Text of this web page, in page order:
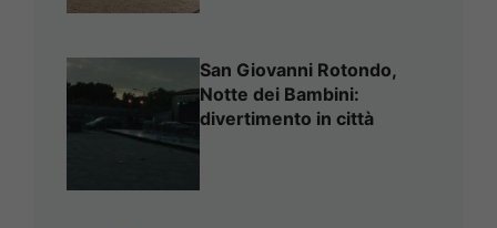
San Giovanni Rotondo,
Notte dei Bambini:
divertimento in città